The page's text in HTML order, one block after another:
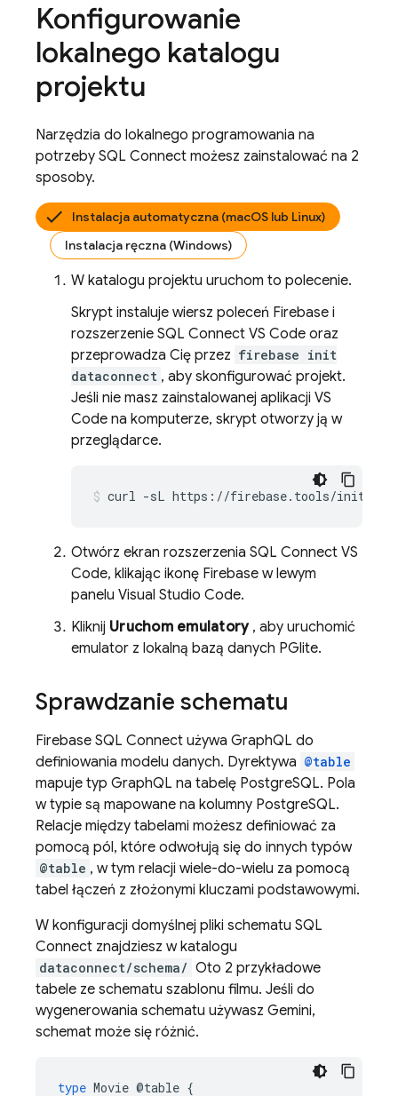
Konfigurowanie
lokalnego katalogu
projektu
Narzędzia do lokalnego programowania na
potrzeby SQL Connect możesz zainstalować na 2
sposoby.
Instalacja automatyczna (macOS lub Linux)
Instalacja ręczna (Windows)
W katalogu projektu uruchom to polecenie.
Skrypt instaluje wiersz poleceń Firebase i
rozszerzenie SQL Connect VS Code oraz
przeprowadza Cię przez firebase init
dataconnect , aby skonfigurować projekt.
Jeśli nie masz zainstalowanej aplikacji VS
Code na komputerze, skrypt otworzy ją w
przeglądarce.
curl -sL https://firebase.tools/init/
Otwórz ekran rozszerzenia SQL Connect VS
Code, klikając ikonę Firebase w lewym
panelu Visual Studio Code.
Kliknij Uruchom emulatory, aby uruchomić
emulator z lokalną bazą danych PGlite.
Sprawdzanie schematu
Firebase SQL Connect używa GraphQL do
definiowania modelu danych. Dyrektywa @table
mapuje typ GraphQL na tabelę PostgreSQL. Pola
w typie są mapowane na kolumny PostgreSQL.
Relacje między tabelami możesz definiować za
pomocą pól, które odwołują się do innych typów
@table , w tym relacji wiele-do-wielu za pomocą
tabel łączeń z złożonymi kluczami podstawowymi.
W konfiguracji domyślnej pliki schematu SQL
Connect znajdziesz w katalogu
dataconnect/schema/ Oto 2 przykładowe
tabele ze schematu szablonu filmu. Jeśli do
wygenerowania schematu używasz Gemini,
schemat może się różnić.
type Movie @table {